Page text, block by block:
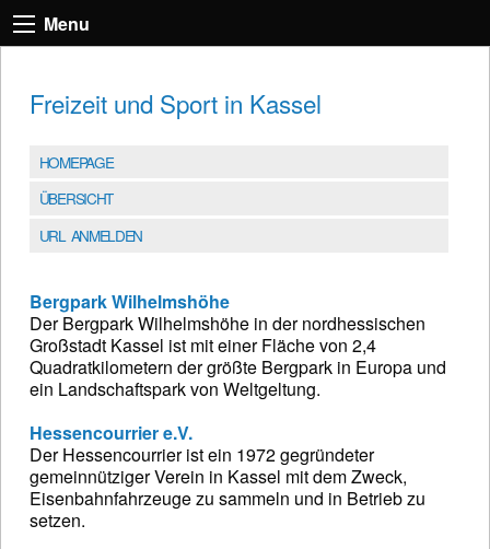
Menu
Freizeit und Sport in Kassel
HOMEPAGE
ÜBERSICHT
URL ANMELDEN
Bergpark Wilhelmshöhe
Der Bergpark Wilhelmshöhe in der nordhessischen
Großstadt Kassel ist mit einer Fläche von 2,4
Quadratkilometern der größte Bergpark in Europa und
ein Landschaftspark von Weltgeltung.
Hessencourrier e.V.
Der Hessencourrier ist ein 1972 gegründeter
gemeinnütziger Verein in Kassel mit dem Zweck,
Eisenbahnfahrzeuge zu sammeln und in Betrieb zu
setzen.